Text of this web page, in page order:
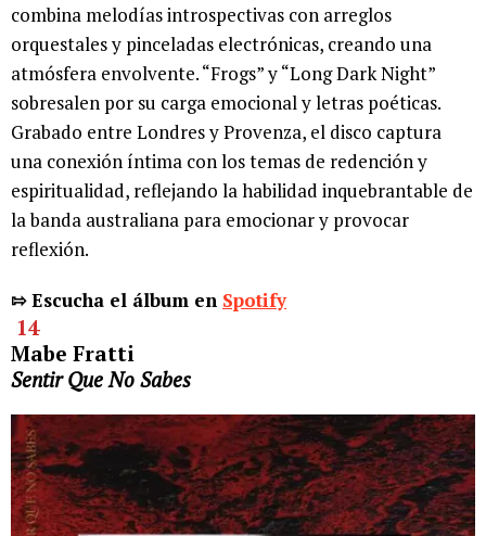
combina melodías introspectivas con arreglos
orquestales y pinceladas electrónicas, creando una
atmósfera envolvente. “Frogs” y “Long Dark Night”
sobresalen por su carga emocional y letras poéticas.
Grabado entre Londres y Provenza, el disco captura
una conexión íntima con los temas de redención y
espiritualidad, reflejando la habilidad inquebrantable de
la banda australiana para emocionar y provocar
reflexión.
⇰ Escucha el álbum en Spotify
14
Mabe Fratti
Sentir Que No Sabes